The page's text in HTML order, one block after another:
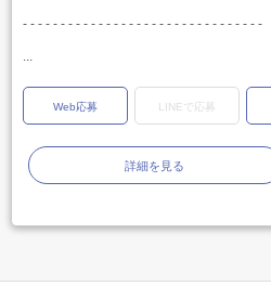
- - - - - - - - - - - - - - - - - - - - - - - - - - - - - - - -
...
Web応募 LINEで応募
詳細を見る